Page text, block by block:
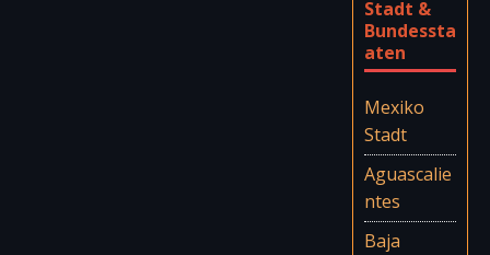
Stadt &
Bundessta
aten
Mexiko
Stadt
Aguascalie
ntes
Baja